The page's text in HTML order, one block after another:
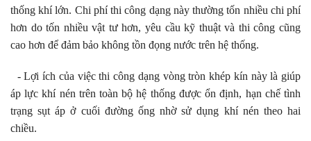
thống khí lớn. Chi phí thi công dạng này thường tốn nhiều chi phí
hơn do tốn nhiều vật tư hơn, yêu cầu kỹ thuật và thi công cũng
cao hơn để đảm bảo không tồn đọng nước trên hệ thống.
- Lợi ích của việc thi công dạng vòng tròn khép kín này là giúp
áp lực khí nén trên toàn bộ hệ thống được ổn định, hạn chế tình
trạng sụt áp ở cuối đường ống nhờ sử dụng khí nén theo hai
chiều.